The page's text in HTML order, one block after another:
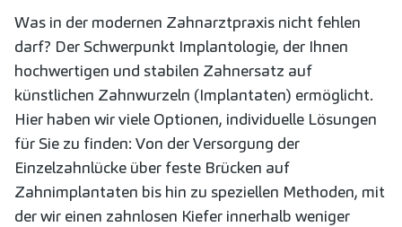
Was in der modernen Zahnarztpraxis nicht fehlen
darf? Der Schwerpunkt Implantologie, der Ihnen
hochwertigen und stabilen Zahnersatz auf
künstlichen Zahnwurzeln (Implantaten) ermöglicht.
Hier haben wir viele Optionen, individuelle Lösungen
für Sie zu finden: Von der Versorgung der
Einzelzahnlücke über feste Brücken auf
Zahnimplantaten bis hin zu speziellen Methoden, mit
der wir einen zahnlosen Kiefer innerhalb weniger